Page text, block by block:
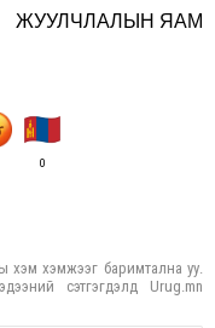
ЖУУЛЧЛАЛЫН ЯАМ
0
хэм хэмжээг баримтална уу.
сэтгэгдэлд Urug.mn